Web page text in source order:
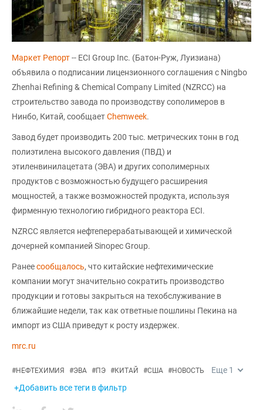
Маркет Репорт-- ECI Group Inc. (Батон-Руж, Луизиана)
объявила о подписании лицензионного соглашения с Ningbo
Zhenhai Refining & Chemical Company Limited (NZRCC) на
строительство завода по производству сополимеров в
Нинбо, Китай, сообщаетChemweek.
Завод будет производить 200 тыс. метрических тонн в год
полиэтилена высокого давления (ПВД) и
этиленвинилацетата (ЭВА) и других сополимерных
продуктов с возможностью будущего расширения
мощностей, а также возможностей продукта, используя
фирменную технологию гибридного реактора ECI.
NZRCC является нефтеперерабатывающей и химической
дочерней компанией Sinopec Group.
Ранеесообщалось, что китайские нефтехимические
компании могут значительно сократить производство
продукции и готовы закрыться на техобслуживание в
ближайшие недели, так как ответные пошлины Пекина на
импорт из США приведут к росту издержек.
mrc.ru
#НЕФТЕХИМИЯ #ЭВА #ПЭ #КИТАЙ #США #НОВОСТЬ Еще 1
+Добавить все теги в фильтр